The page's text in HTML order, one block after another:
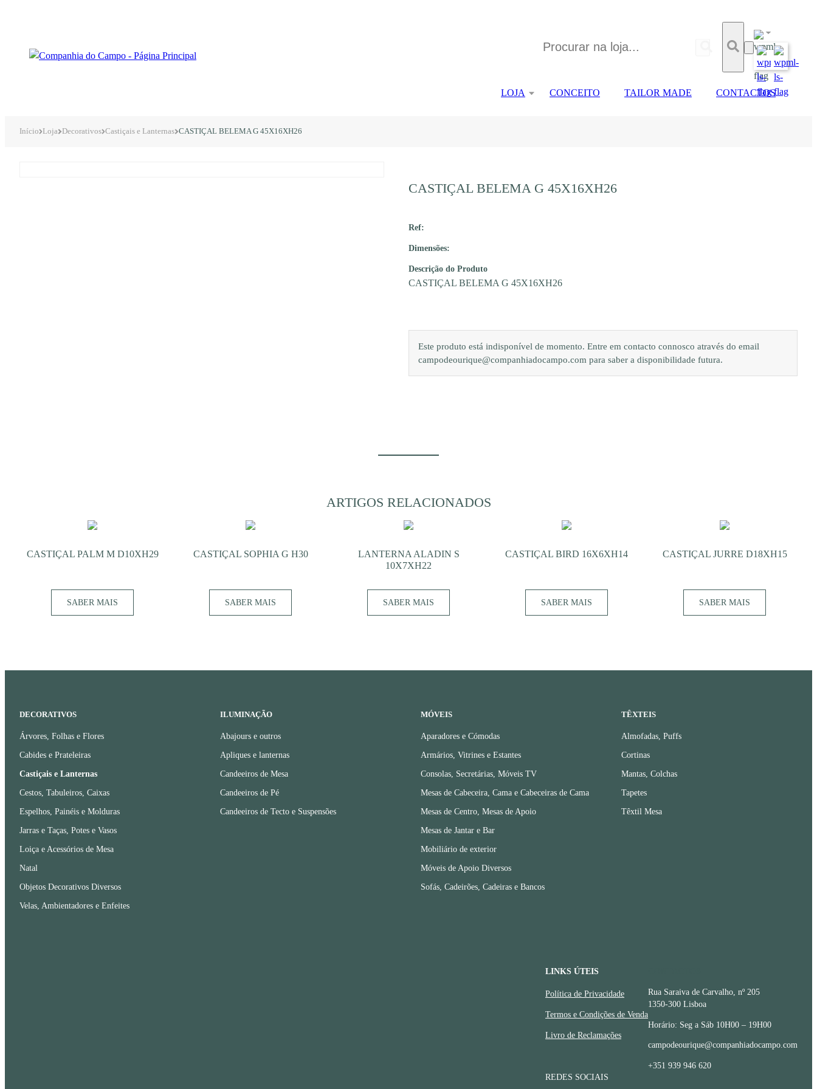
LOJA CONCEITO TAILOR MADE CONTACTOS
Início Loja Decorativos Castiçais e Lanternas CASTIÇAL BELEMA G 45X16XH26
CASTIÇAL BELEMA G 45X16XH26
Ref:
Dimensões:
Descrição do Produto
CASTIÇAL BELEMA G 45X16XH26
Este produto está indisponível de momento. Entre em contacto connosco através do email
campodeourique@companhiadocampo.com para saber a disponibilidade futura.
ARTIGOS RELACIONADOS
CASTIÇAL PALM M D10XH29
SABER MAIS
CASTIÇAL SOPHIA G H30
SABER MAIS
LANTERNA ALADIN S
10X7XH22
SABER MAIS
CASTIÇAL BIRD 16X6XH14
SABER MAIS
CASTIÇAL JURRE D18XH15
SABER MAIS
DECORATIVOS
Árvores, Folhas e Flores
Cabides e Prateleiras
Castiçais e Lanternas
Cestos, Tabuleiros, Caixas
Espelhos, Painéis e Molduras
Jarras e Taças, Potes e Vasos
Loiça e Acessórios de Mesa
Natal
Objetos Decorativos Diversos
Velas, Ambientadores e Enfeites
ILUMINAÇÃO
Abajours e outros
Apliques e lanternas
Candeeiros de Mesa
Candeeiros de Pé
Candeeiros de Tecto e Suspensões
MÓVEIS
Aparadores e Cómodas
Armários, Vitrines e Estantes
Consolas, Secretárias, Móveis TV
Mesas de Cabeceira, Cama e Cabeceiras de Cama
Mesas de Centro, Mesas de Apoio
Mesas de Jantar e Bar
Mobiliário de exterior
Móveis de Apoio Diversos
Sofás, Cadeirões, Cadeiras e Bancos
TÊXTEIS
Almofadas, Puffs
Cortinas
Mantas, Colchas
Tapetes
Têxtil Mesa
LINKS ÚTEIS
Política de Privacidade
Termos e Condições de Venda
Livro de Reclamações
REDES SOCIAIS
Rua Saraiva de Carvalho, nº 205
1350-300 Lisboa
Horário: Seg a Sáb 10H00 – 19H00
campodeourique@companhiadocampo.com
+351 939 946 620